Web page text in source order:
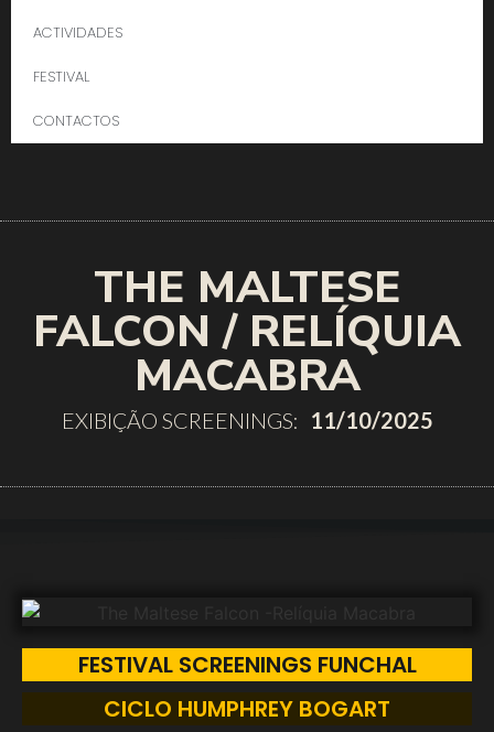
ACTIVIDADES
FESTIVAL
CONTACTOS
THE MALTESE
FALCON / RELÍQUIA
MACABRA
EXIBIÇÃO SCREENINGS: 11/10/2025
FESTIVAL SCREENINGS FUNCHAL
CICLO HUMPHREY BOGART